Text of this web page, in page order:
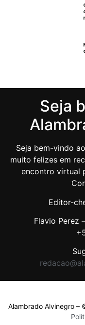
Seja
Seja bem-vindo
muito felizes em
encontro virtual
Editor-
Flavio Perez
Alambrado Alvinegro –